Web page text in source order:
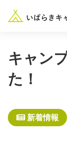
キャン
た！
新着情報